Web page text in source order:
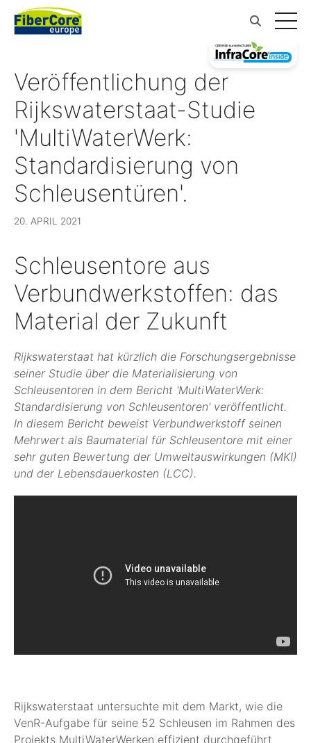
Veröffentlichung der
Rijkswaterstaat-Studie
'MultiWaterWerk:
Standardisierung von
Schleusentüren'.
20. APRIL 2021
Schleusentore aus
Verbundwerkstoffen: das
Material der Zukunft
Rijkswaterstaat hat kürzlich die Forschungsergebnisse
seiner Studie über die Materialisierung von
Schleusentoren in dem Bericht 'MultiWaterWerk:
Standardisierung von Schleusentoren' veröffentlicht.
In diesem Bericht beweist Verbundwerkstoff seinen
Mehrwert als Baumaterial für Schleusentore mit einer
sehr guten Bewertung der Umweltauswirkungen (MKI)
und der Lebensdauerkosten (LCC).
Rijkswaterstaat untersuchte mit dem Markt, wie die
VenR-Aufgabe für seine 52 Schleusen im Rahmen des
Projekts MultiWaterWerken effizient durchgeführt